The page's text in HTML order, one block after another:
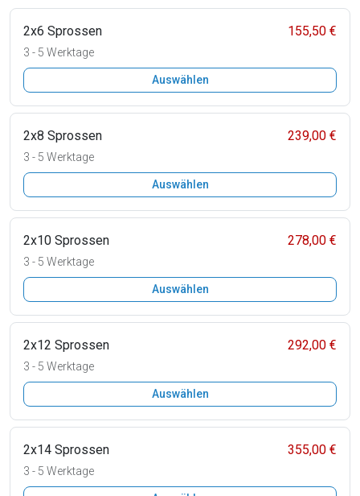
2x6 Sprossen 155,50 €
3 - 5 Werktage
Auswählen
2x8 Sprossen 239,00 €
3 - 5 Werktage
Auswählen
2x10 Sprossen 278,00 €
3 - 5 Werktage
Auswählen
2x12 Sprossen 292,00 €
3 - 5 Werktage
Auswählen
2x14 Sprossen 355,00 €
3 - 5 Werktage